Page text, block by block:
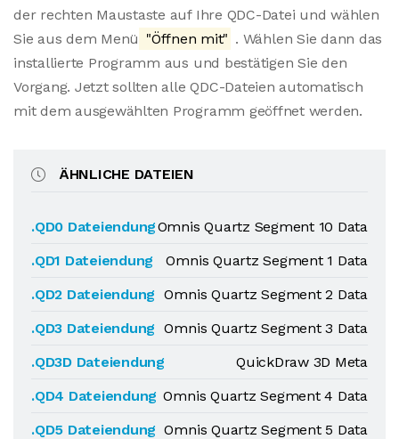
der rechten Maustaste auf Ihre QDC-Datei und wählen
Sie aus dem Menü "Öffnen mit" . Wählen Sie dann das
installierte Programm aus und bestätigen Sie den
Vorgang. Jetzt sollten alle QDC-Dateien automatisch
mit dem ausgewählten Programm geöffnet werden.
ÄHNLICHE DATEIEN
.QD0 DateiendungOmnis Quartz Segment 10 Data
.QD1 Dateiendung
Omnis Quartz Segment 1 Data
.QD2 Dateiendung
Omnis Quartz Segment 2 Data
.QD3 Dateiendung
Omnis Quartz Segment 3 Data
.QD3D Dateiendung
QuickDraw 3D Meta
.QD4 Dateiendung Omnis Quartz Segment 4 Data
.QD5 Dateiendung Omnis Quartz Segment 5 Data